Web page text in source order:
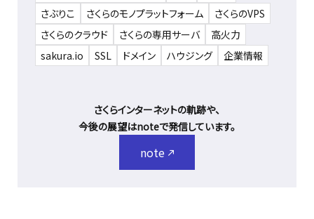
さぶりこ
さくらのモノプラットフォーム
さくらのVPS
さくらのクラウド
さくらの専用サーバ
高火力
sakura.io
SSL ドメイン ハウジング 企業情報
さくらインターネットの軌跡や、
今後の展望はnoteで発信しています。
note